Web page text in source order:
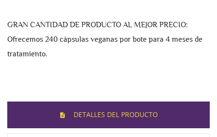
GRAN CANTIDAD DE PRODUCTO AL MEJOR PRECIO:
Ofrecemos 240 cápsulas veganas por bote para 4 meses de
tratamiento.
DETALLES DEL PRODUCTO